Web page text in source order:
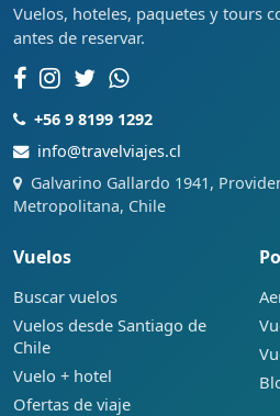
Vuelos, hoteles, paquetes y tours
antes de reservar.
+56 9 8199 1292
info@travelviajes.cl
Galvarino Gallardo 1941,
Metropolitana, Chile
Vuelos
Buscar vuelos
Vuelos desde Santiago de
Chile
Vuelo + hotel
Ofertas de viaje